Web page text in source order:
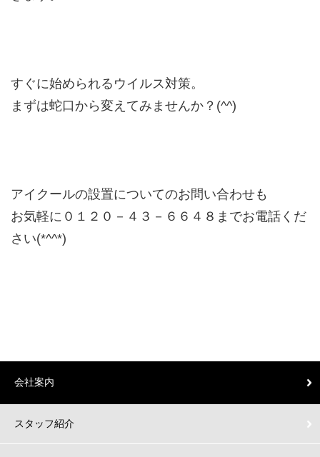
すぐに始められるウイルス対策。
まずは蛇口から変えてみませんか？(^^)
アイクールの設置についてのお問い合わせも
お気軽に０１２０－４３－６６４８までお電話くだ
さい(*^^*)
会社案内
スタッフ紹介